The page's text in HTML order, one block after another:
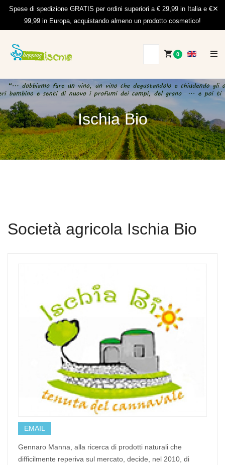
Spese di spedizione GRATIS per ordini superiori a € 29,99 in Italia e €
99,99 in Europa, acquistando almeno un prodotto cosmetico!
0
Ischia Bio
Società agricola Ischia Bio
EMAIL
Gennaro Manna, alla ricerca di prodotti naturali che
difficilmente reperiva sul mercato, decide, nel 2010, di